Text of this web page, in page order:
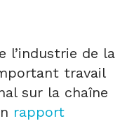
l’industrie de la
travail
sur la chaîne
rapport